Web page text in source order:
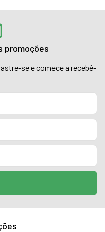
promoções
se e comece a recebê-